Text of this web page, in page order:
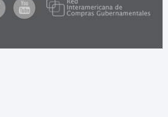
@comprasgubuy
ACCE
Youtube